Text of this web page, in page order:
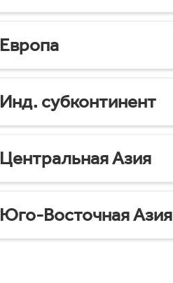
Европа
Инд. субконтинент
Центральная Азия
Юго-Восточная Азия